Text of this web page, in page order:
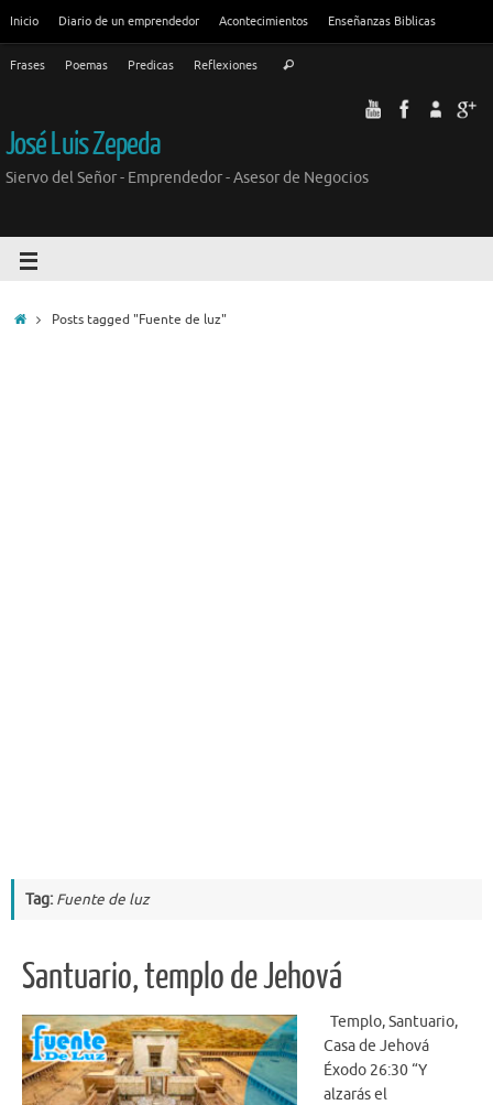
Inicio Diario de un emprendedor Acontecimientos Enseñanzas Biblicas
Frases Poemas Predicas Reflexiones
José Luis Zepeda
Siervo del Señor - Emprendedor - Asesor de Negocios
Posts tagged "Fuente de luz"
Tag: Fuente de luz
Santuario, templo de Jehová
Templo, Santuario,
Casa de Jehová
Éxodo 26:30 “Y
alzarás el